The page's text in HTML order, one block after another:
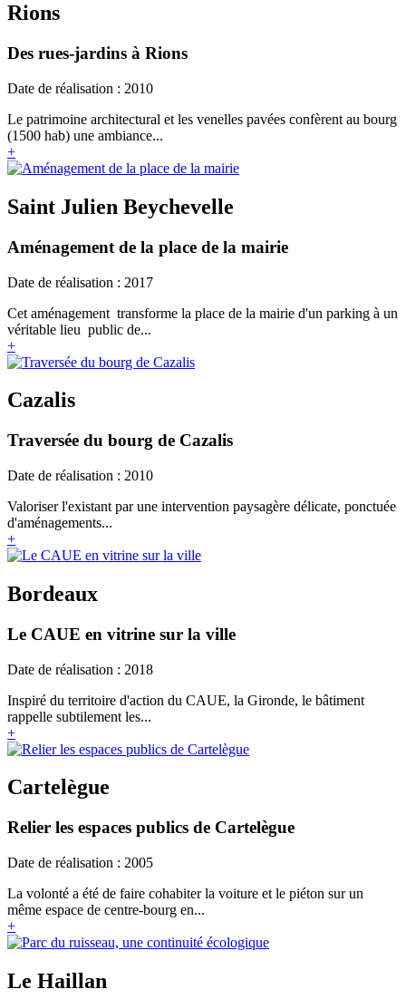
Rions
Des rues-jardins à Rions
Date de réalisation : 2010
Le patrimoine architectural et les venelles pavées confèrent au bourg
(1500 hab) une ambiance...
+
Saint Julien Beychevelle
Aménagement de la place de la mairie
Date de réalisation : 2017
Cet aménagement transforme la place de la mairie d'un parking à un
véritable lieu public de...
+
Cazalis
Traversée du bourg de Cazalis
Date de réalisation : 2010
Valoriser l'existant par une intervention paysagère délicate, ponctuée
d'aménagements...
+
Bordeaux
Le CAUE en vitrine sur la ville
Date de réalisation : 2018
Inspiré du territoire d'action du CAUE, la Gironde, le bâtiment
rappelle subtilement les...
+
Cartelègue
Relier les espaces publics de Cartelègue
Date de réalisation : 2005
La volonté a été de faire cohabiter la voiture et le piéton sur un
même espace de centre-bourg en...
+
Le Haillan